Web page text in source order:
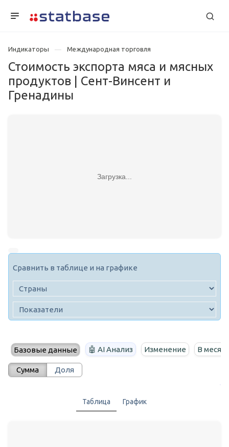
Индикаторы Международная торговля
Стоимость экспорта мяса и мясных
продуктов | Сент-Винсент и
Гренадины
Загрузка...
Сравнить в таблице и на графике
Базовые данные 🤖 AI Анализ Изменение В месяц
Сумма Доля
Таблица График